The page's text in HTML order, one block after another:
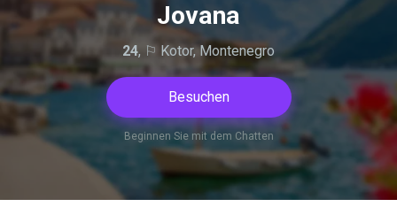
Jovana
24, ⚐ Kotor, Montenegro
Besuchen
Beginnen Sie mit dem Chatten